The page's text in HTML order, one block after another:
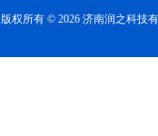
版权所有 © 2026 济南润之科技